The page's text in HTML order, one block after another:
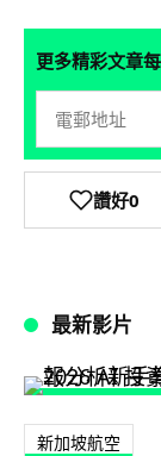
更多精彩文章
讚好0
最新影片
新加坡航空